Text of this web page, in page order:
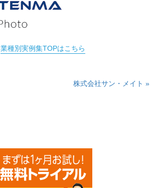
業種別実例集TOPはこちら
株式会社サン・メイト »